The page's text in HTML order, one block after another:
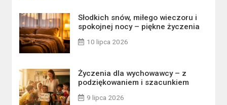
Słodkich snów, miłego wieczoru i
spokojnej nocy – piękne życzenia
10 lipca 2026
Życzenia dla wychowawcy – z
podziękowaniem i szacunkiem
9 lipca 2026